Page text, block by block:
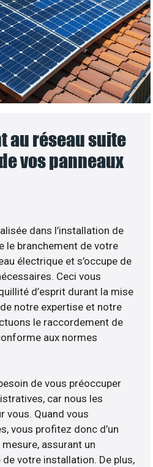
au réseau suite
vos panneaux
dans l’installation de
le branchement de votre
électrique et s’occupe de
Ceci vous
d’esprit durant la mise
notre expertise et notre
le raccordement de
aux normes
de vous préoccuper
car nous les
vous. Quand vous
vous profitez donc d’un
assurant un
votre installation. De plus,